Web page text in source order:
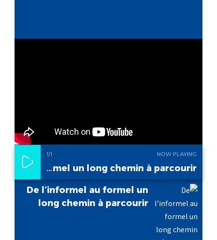
NOW PLAYING
1/1
De l’informel au formel un long chemin à parcourir
De l’informel au formel un
long chemin à parcourir